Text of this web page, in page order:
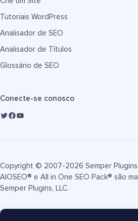
Tutoriais WordPress
Analisador de SEO
Analisador de Títulos
Glossário de SEO
Conecte-se conosco
Copyright © 2007-2026 Semper Plugins,
AIOSEO® e All in One SEO Pack® são
Semper Plugins, LLC.
Termos de Serviço